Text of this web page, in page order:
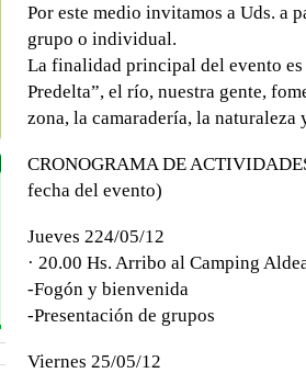
Por este medio invitamos a Uds. a
grupo o individual.
La finalidad principal del evento
Predelta”, el río, nuestra gente,
zona, la camaradería, la
CRONOGRAMA DE
fecha del evento)
Jueves 224/05/12
· 20.00 Hs. Arribo al Camping
-Fogón y bienvenida
-Presentación de grupos
Viernes 25/05/12